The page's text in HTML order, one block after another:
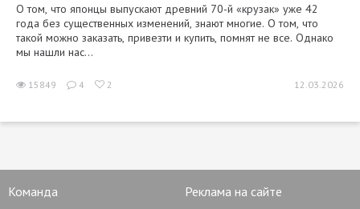
О том, что японцы выпускают древний 70-й «крузак» уже 42
года без существенных изменений, знают многие. О том, что
такой можно заказать, привезти и купить, помнят не все. Однако
мы нашли нас...
15849 4 2 12.03.2026
Команда
Реклама на сайте